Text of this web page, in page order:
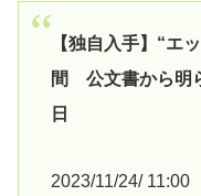
【独自入手】“エ
間 公文書から明
日
2023/11/24/ 11:00